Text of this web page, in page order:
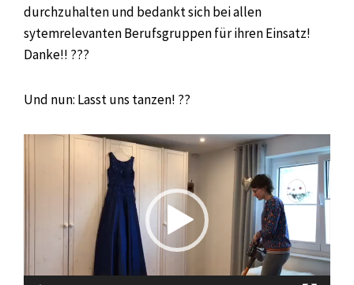
durchzuhalten und bedankt sich bei allen
sytemrelevanten Berufsgruppen für ihren Einsatz!
Danke!! ???
Und nun: Lasst uns tanzen! ??
Video-